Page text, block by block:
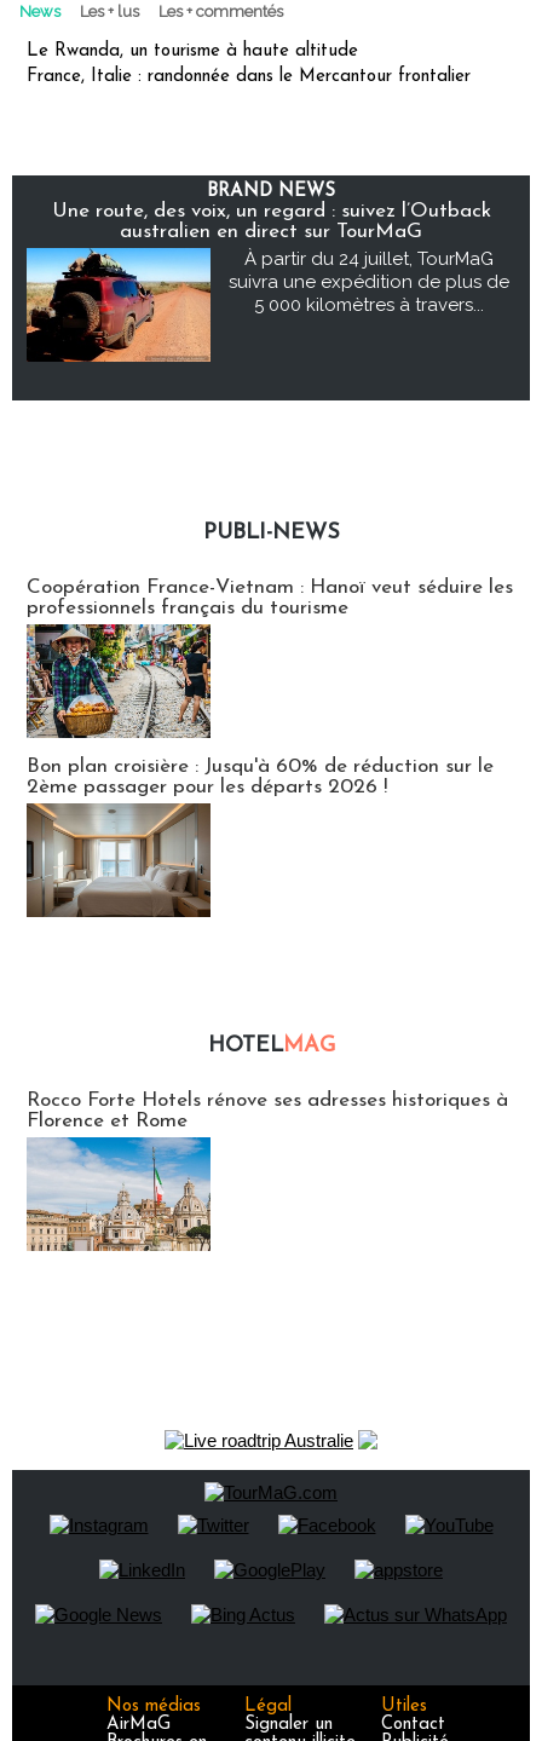
News Les + lus Les + commentés
Le Rwanda, un tourisme à haute altitude
France, Italie : randonnée dans le Mercantour frontalier
BRAND NEWS
Une route, des voix, un regard : suivez l’Outback
australien en direct sur TourMaG
À partir du 24 juillet, TourMaG
suivra une expédition de plus de
5 000 kilomètres à travers...
PUBLI-NEWS
Coopération France-Vietnam : Hanoï veut séduire les
professionnels français du tourisme
Bon plan croisière : Jusqu'à 60% de réduction sur le
2ème passager pour les départs 2026 !
HOTELMAG
Rocco Forte Hotels rénove ses adresses historiques à
Florence et Rome
Nos médias
AirMaG
Légal
Signaler un
Utiles
Contact